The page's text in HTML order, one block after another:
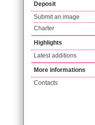
Deposit
Submit an image
Charter
Highlights
Latest additions
More informations
Contacts